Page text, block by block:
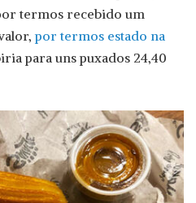
termos recebido um
por termos estado na
para uns puxados 24,40